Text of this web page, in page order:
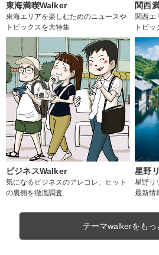
東海満喫Walker
東海エリアを楽しむためのニュースや
トピックスを大特集
関西
関西エ
トピ
ビジネスWalker
気になるビジネスのアレコレ、ヒット
の裏側を徹底調査
星野
星野リ
最新情
テーマwalkerをもっ